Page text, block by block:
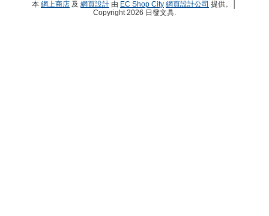
本 網上商店 及 網頁設計 由 EC Shop City 網頁設計公司 提供。│
Copyright 2026 日發文具.